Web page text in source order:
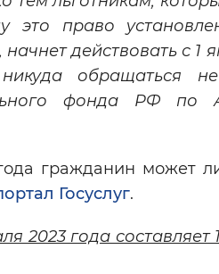
это право
действовать с 1
обращаться
фонда РФ по
гражданин может
Госуслуг.
2023 года